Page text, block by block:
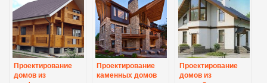
Проектирование
домов из
Проектирование
каменных домов
Проектирование
домов из